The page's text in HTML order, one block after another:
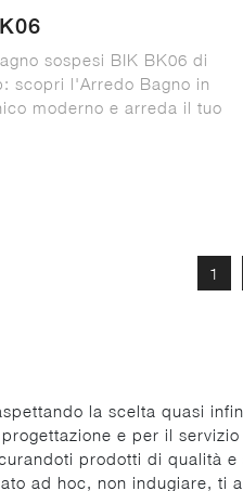
sospesi BIK BK06 di
scopri l'Arredo Bagno in
moderno e arreda il tuo
1
la scelta quasi
e per il
prodotti di qualità
ad hoc, non indugiare, ti